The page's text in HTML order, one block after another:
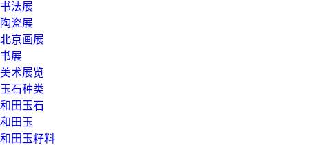
书法展
陶瓷展
北京画展
书展
美术展览
玉石种类
和田玉石
和田玉
和田玉籽料